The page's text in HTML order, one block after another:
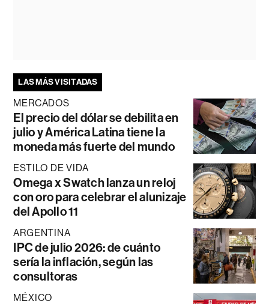
LAS MÁS VISITADAS
MERCADOS
El precio del dólar se debilita en
julio y América Latina tiene la
moneda más fuerte del mundo
ESTILO DE VIDA
Omega x Swatch lanza un reloj
con oro para celebrar el alunizaje
del Apollo 11
ARGENTINA
IPC de julio 2026: de cuánto
sería la inflación, según las
consultoras
MÉXICO